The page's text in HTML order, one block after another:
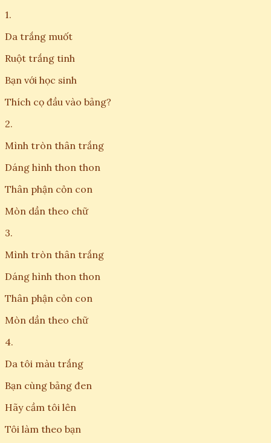
1.
Da trắng muốt
Ruột trắng tinh
Bạn với học sinh
Thích cọ đầu vào bảng?
2.
Mình tròn thân trắng
Dáng hình thon thon
Thân phận cỏn con
Mòn dần theo chữ
3.
Mình tròn thân trắng
Dáng hình thon thon
Thân phận cỏn con
Mòn dần theo chữ
4.
Da tôi màu trắng
Bạn cùng bảng đen
Hãy cầm tôi lên
Tôi làm theo bạn